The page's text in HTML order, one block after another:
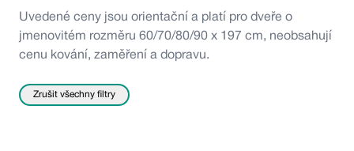
Uvedené ceny jsou orientační a platí pro dveře o
jmenovitém rozměru 60/70/80/90 x 197 cm, neobsahují
cenu kování, zaměření a dopravu.
Zrušit všechny filtry